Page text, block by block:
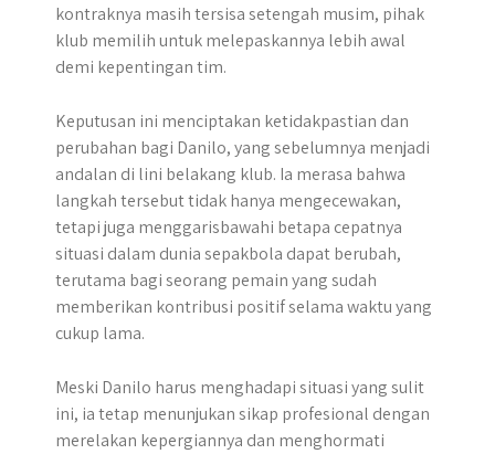
kontraknya masih tersisa setengah musim, pihak
klub memilih untuk melepaskannya lebih awal
demi kepentingan tim.
Keputusan ini menciptakan ketidakpastian dan
perubahan bagi Danilo, yang sebelumnya menjadi
andalan di lini belakang klub. Ia merasa bahwa
langkah tersebut tidak hanya mengecewakan,
tetapi juga menggarisbawahi betapa cepatnya
situasi dalam dunia sepakbola dapat berubah,
terutama bagi seorang pemain yang sudah
memberikan kontribusi positif selama waktu yang
cukup lama.
Meski Danilo harus menghadapi situasi yang sulit
ini, ia tetap menunjukan sikap profesional dengan
merelakan kepergiannya dan menghormati